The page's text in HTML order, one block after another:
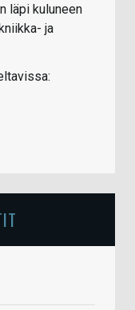
läpi kuluneen
ja